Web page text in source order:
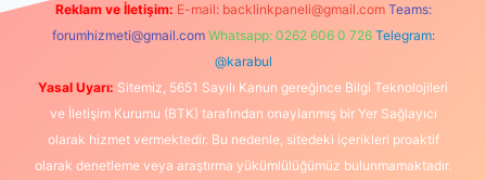
Reklam ve İletişim: E-mail: backlinkpaneli@gmail.com Teams:
forumhizmeti@gmail.com Whatsapp: 0262 606 0 726 Telegram:
@karabul
Yasal Uyarı: Sitemiz, 5651 Sayılı Kanun gereğince Bilgi Teknolojileri
ve İletişim Kurumu (BTK) tarafından onaylanmış bir Yer Sağlayıcı
olarak hizmet vermektedir. Bu nedenle, sitedeki içerikleri proaktif
olarak denetleme veya araştırma yükümlülüğümüz bulunmamaktadır.